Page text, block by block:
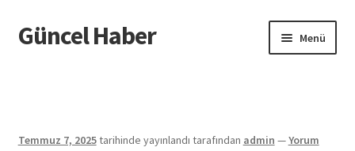
Dolaşıma
geç
İçeriğe
geç
Güncel Haber Menü
Temmuz 7, 2025tarihinde yayınlandı tarafından admin —Yorum